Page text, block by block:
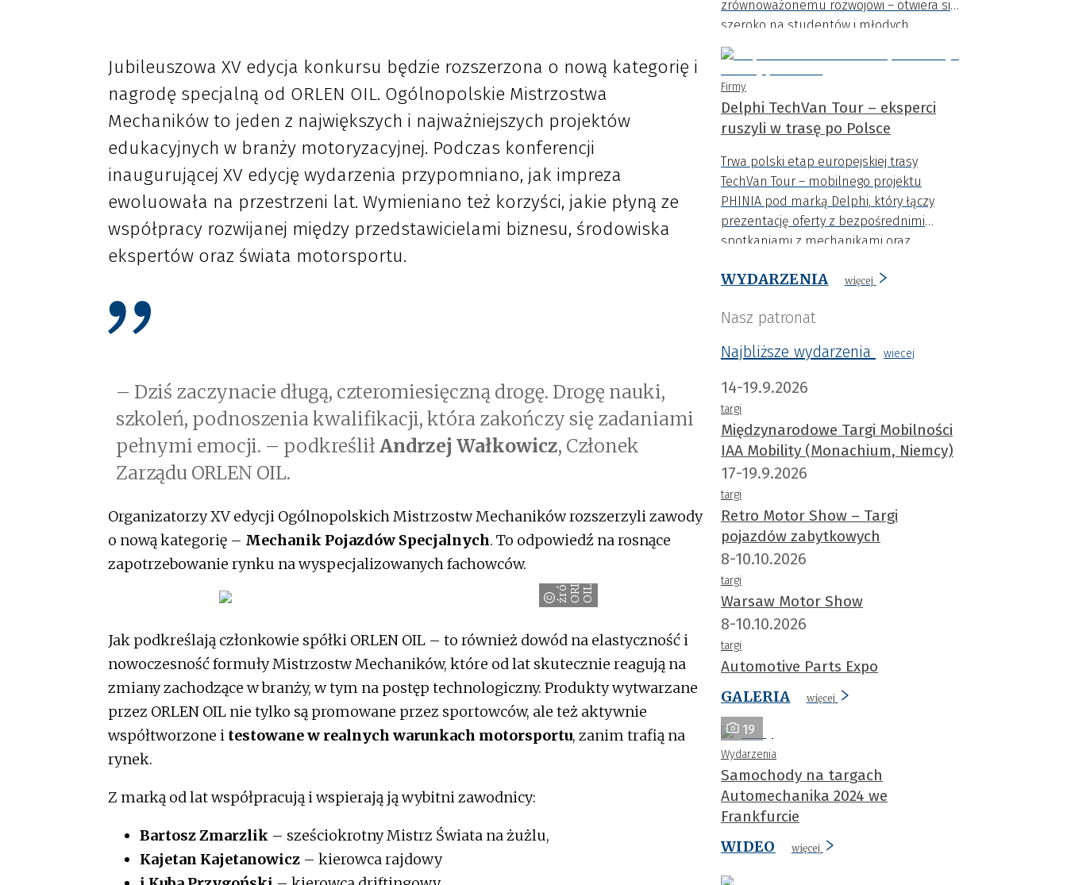
Jubileuszowa XV edycja konkursu będzie rozszerzona o nową kategorię i
nagrodę specjalną od ORLEN OIL. Ogólnopolskie Mistrzostwa
Mechaników to jeden z największych i najważniejszych projektów
edukacyjnych w branży motoryzacyjnej. Podczas konferencji
inaugurującej XV edycję wydarzenia przypomniano, jak impreza
ewoluowała na przestrzeni lat. Wymieniano też korzyści, jakie płyną ze
współpracy rozwijanej między przedstawicielami biznesu, środowiska
ekspertów oraz świata motorsportu.
– Dziś zaczynacie długą, czteromiesięczną drogę. Drogę nauki,
szkoleń, podnoszenia kwalifikacji, która zakończy się zadaniami
pełnymi emocji. – podkreślił Andrzej Wałkowicz, Członek
Zarządu ORLEN OIL.
Organizatorzy XV edycji Ogólnopolskich Mistrzostw Mechaników rozszerzyli zawody
o nową kategorię – Mechanik Pojazdów Specjalnych. To odpowiedź na rosnące
zapotrzebowanie rynku na wyspecjalizowanych fachowców.
ź
r
ó
d
ł
o
:
O
R L
E
N
O
I
L
Jak podkreślają członkowie spółki ORLEN OIL – to również dowód na elastyczność i
nowoczesność formuły Mistrzostw Mechaników, które od lat skutecznie reagują na
zmiany zachodzące w branży, w tym na postęp technologiczny. Produkty wytwarzane
przez ORLEN OIL nie tylko są promowane przez sportowców, ale też aktywnie
współtworzone i testowane w realnych warunkach motorsportu, zanim trafią na
rynek.
Z marką od lat współpracują i wspierają ją wybitni zawodnicy:
Bartosz Zmarzlik – sześciokrotny Mistrz Świata na żużlu,
Kajetan Kajetanowicz – kierowca rajdowy
zrównoważonemu rozwojowi – otwiera się
szeroko na studentów i młodych
innowatorów..
Firmy
Delphi TechVan Tour – eksperci
ruszyli w trasę po Polsce
Trwa polski etap europejskiej trasy
TechVan Tour – mobilnego projektu
PHINIA pod marką Delphi, który łączy
prezentację oferty z bezpośrednimi
spotkaniami z mechanikami oraz
motoryzacyjnych.
WYDARZENIA więcej
Nasz patronat
Najbliższe wydarzenia
wiecej
14-19.9.2026
targi
Międzynarodowe Targi Mobilności
IAA Mobility (Monachium, Niemcy)
17-19.9.2026
targi
Retro Motor Show – Targi
pojazdów zabytkowych
8-10.10.2026
targi
Warsaw Motor Show
8-10.10.2026
targi
Automotive Parts Expo
GALERIA
więcej
19
Wydarzenia
Samochody na targach
Automechanika 2024 we
Frankfurcie
WIDEO
więcej